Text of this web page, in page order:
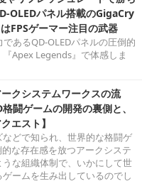
OLEDパネル搭載のGigaCry
FPSゲーマー注目の武器
であるQD-OLEDパネルの圧倒的
Apex Legends』で体感しま
クシステムワークスの流
闘ゲームの開発の裏側と、
エスト】
などで知られ、世界的な格闘ゲ
な存在感を放つアークシステ
な組織体制で、いかにして世
ームを生み出しているのでし